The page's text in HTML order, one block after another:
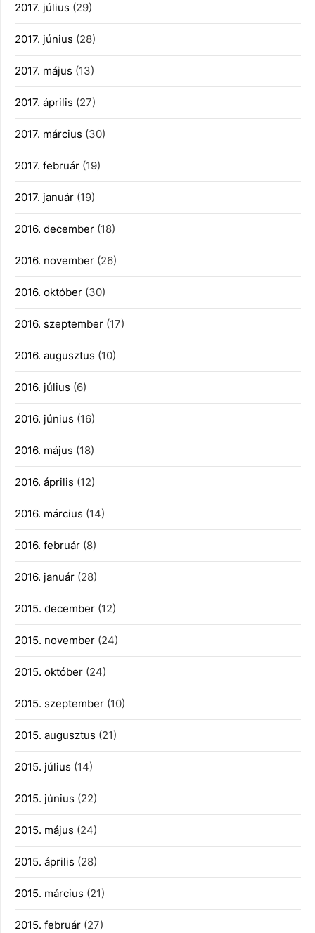
2017. július (29)
2017. június (28)
2017. május (13)
2017. április (27)
2017. március (30)
2017. február (19)
2017. január (19)
2016. december (18)
2016. november (26)
2016. október (30)
2016. szeptember (17)
2016. augusztus (10)
2016. július (6)
2016. június (16)
2016. május (18)
2016. április (12)
2016. március (14)
2016. február (8)
2016. január (28)
2015. december (12)
2015. november (24)
2015. október (24)
2015. szeptember (10)
2015. augusztus (21)
2015. július (14)
2015. június (22)
2015. május (24)
2015. április (28)
2015. március (21)
2015. február (27)